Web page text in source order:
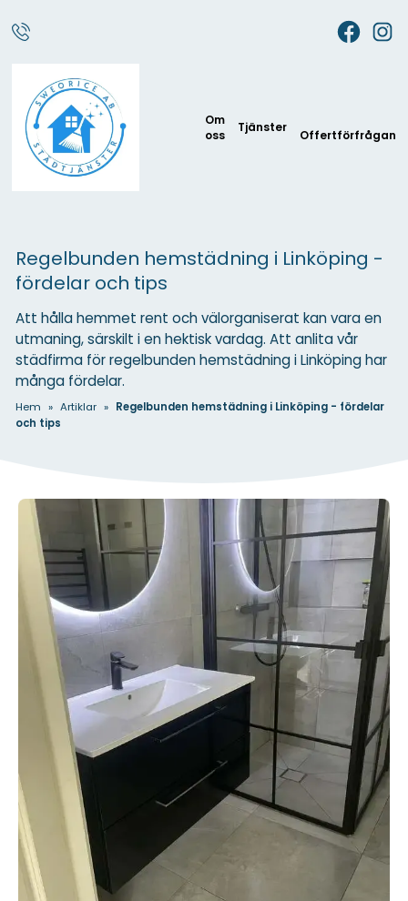
Om
oss
Tjänster
Offertförfrågan
Regelbunden hemstädning i Linköping -
fördelar och tips
Att hålla hemmet rent och välorganiserat kan vara en
utmaning, särskilt i en hektisk vardag. Att anlita vår
städfirma för regelbunden hemstädning i Linköping har
många fördelar.
Hem » Artiklar » Regelbunden hemstädning i Linköping - fördelar
och tips